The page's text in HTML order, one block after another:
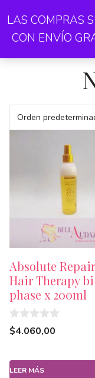
al
contenido
Absolute
Hair Therapy
phase x 200ml
0
d
$4.060,00
LEER MÁS
LAS COMPRAS
CON ENVÍO